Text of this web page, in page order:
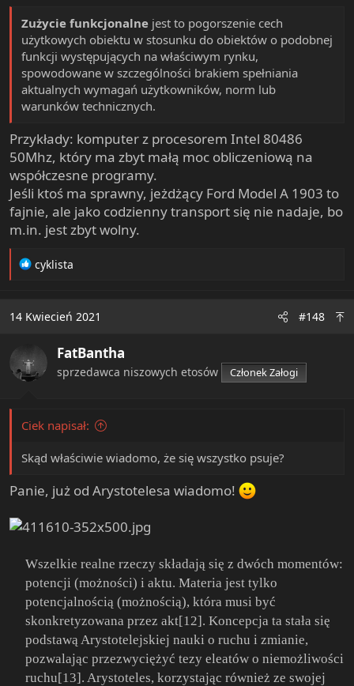
Zużycie funkcjonalne jest to pogorszenie cech
użytkowych obiektu w stosunku do obiektów o podobnej
funkcji występujących na właściwym rynku,
spowodowane w szczególności brakiem spełniania
aktualnych wymagań użytkowników, norm lub
warunków technicznych.
Przykłady: komputer z procesorem Intel 80486
50Mhz, który ma zbyt małą moc obliczeniową na
współczesne programy.
Jeśli ktoś ma sprawny, jeżdżący Ford Model A 1903 to
fajnie, ale jako codzienny transport się nie nadaje, bo
m.in. jest zbyt wolny.
R
t
o
n
s
cyklista
14 Kwiecień 2021 #148
FatBantha
sprzedawca niszowych etosów Członek Załogi
Ciek napisał:
Skąd właściwie wiadomo, że się wszystko psuje?
Panie, już od Arystotelesa wiadomo!
Wszelkie realne rzeczy składają się z dwóch momentów:
potencji (możności) i aktu. Materia jest tylko
potencjalnością (możnością), która musi być
skonkretyzowana przez akt[12]. Koncepcja ta stała się
podstawą Arystotelejskiej nauki o ruchu i zmianie,
pozwalając przezwyciężyć tezy eleatów o niemożliwości
ruchu[13]. Arystoteles, korzystając również ze swojej